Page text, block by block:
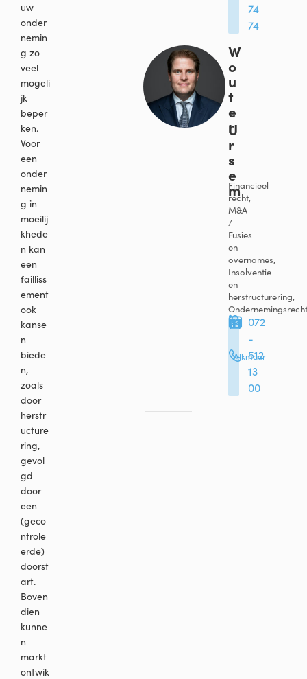
uw
onder
nemin
g zo
veel
mogeli
jk
beper
ken.
Voor
een
onder
nemin
g in
moeilij
khede
n kan
een
failliss
ement
ook
kanse
n
biede
n,
zoals
door
herstr
ucture
ring,
gevol
gd
door
een
(geco
ntrole
erde)
doorst
art.
Boven
dien
kunne
n
markt
ontwik
74
74
W
o
u
t
e
r
U
r
s
e
m
Financieel
recht,
M&A
/
Fusies
en
overnames,
Insolventie
en
herstructurering,
Alkmaar
072
-
512
13
00